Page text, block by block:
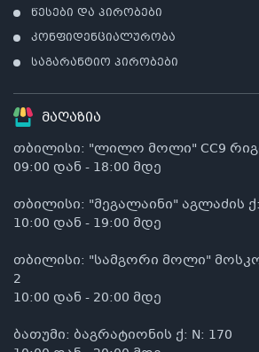
წესები და პირობები
კონფიდენციალურობა
საგარანტიო პირობები
მაღაზია
თბილისი: "ლილო მოლი" CC9
09:00 დან - 18:00 მდე
თბილისი: "მეგალაინი" აგლაძის
10:00 დან - 19:00 მდე
თბილისი: "სამგორი მოლი"
2
10:00 დან - 20:00 მდე
ბათუმი: ბაგრატიონის ქ: N: 170